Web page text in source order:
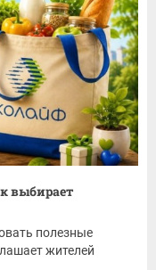
выбирает
полезные
жителей